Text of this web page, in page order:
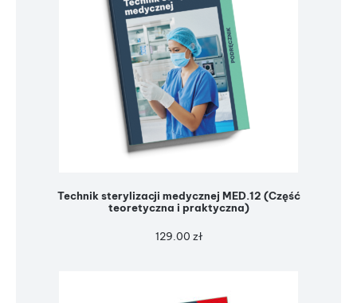
Technik sterylizacji medycznej MED.12 (Część
teoretyczna i praktyczna)
129.00 zł